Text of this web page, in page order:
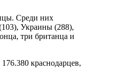
Среди них
Украины (288),
три британца и
краснодарцев,